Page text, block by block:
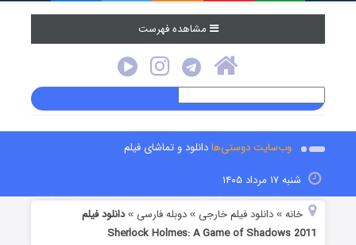
مشاهده فهرست
وب‌سایت دوستی‌هادانلود و تماشای فیلم
شنبه ۱۷ مرداد ۱۴۰۵
خانه »دانلود فیلم خارجی »دوبله فارسی »دانلود فیلم
Sherlock Holmes: A Game of Shadows 2011